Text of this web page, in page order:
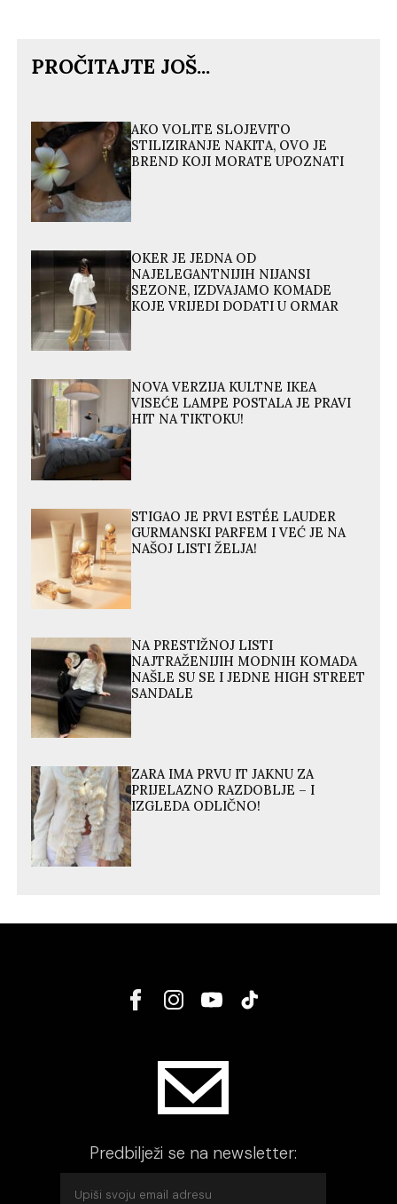
PROČITAJTE JOŠ...
AKO VOLITE SLOJEVITO
STILIZIRANJE NAKITA, OVO JE
BREND KOJI MORATE UPOZNATI
OKER JE JEDNA OD
NAJELEGANTNIJIH NIJANSI
SEZONE, IZDVAJAMO KOMADE
KOJE VRIJEDI DODATI U ORMAR
NOVA VERZIJA KULTNE IKEA
VISEĆE LAMPE POSTALA JE PRAVI
HIT NA TIKTOKU!
STIGAO JE PRVI ESTÉE LAUDER
GURMANSKI PARFEM I VEĆ JE NA
NAŠOJ LISTI ŽELJA!
NA PRESTIŽNOJ LISTI
NAJTRAŽENIJIH MODNIH KOMADA
NAŠLE SU SE I JEDNE HIGH STREET
SANDALE
ZARA IMA PRVU IT JAKNU ZA
PRIJELAZNO RAZDOBLJE – I
IZGLEDA ODLIČNO!
Predbilježi se na newsletter: